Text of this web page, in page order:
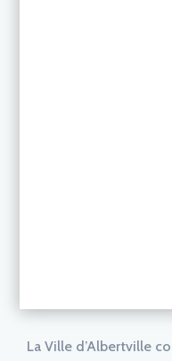
La Ville d’Albertville